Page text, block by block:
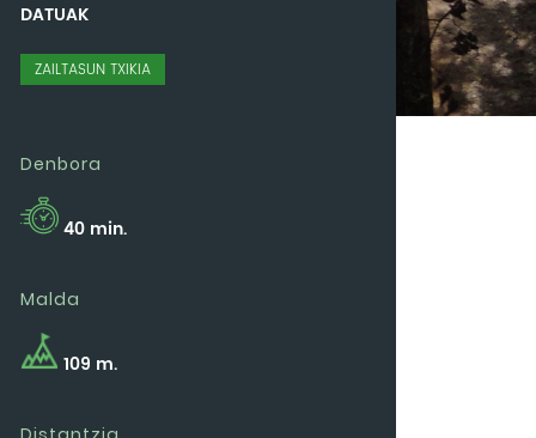
DATUAK
ZAILTASUN TXIKIA
Denbora
40 min.
Malda
109 m.